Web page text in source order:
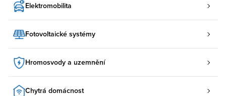
Elektromobilita
Fotovoltaické systémy
Hromosvody a uzemnění
Chytrá domácnost